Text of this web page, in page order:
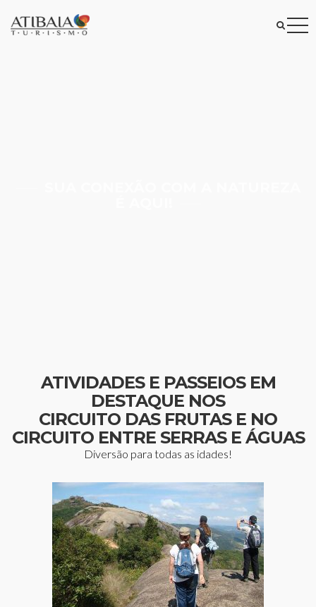
ATIVIDADES E PASSEIOS EM
DESTAQUE NOS
CIRCUITO DAS FRUTAS E NO
CIRCUITO ENTRE SERRAS E ÁGUAS
Diversão para todas as idades!